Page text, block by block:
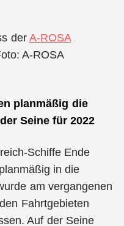
derA-ROSA
A-ROSA
planmäßig die
Seine für 2022
Schiffe Ende
in die
am vergangenen
Fahrtgebieten
Auf der Seine